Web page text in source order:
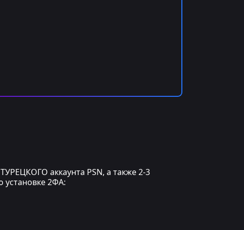
аккаунта PSN, а также 2-3
установке 2ФА: